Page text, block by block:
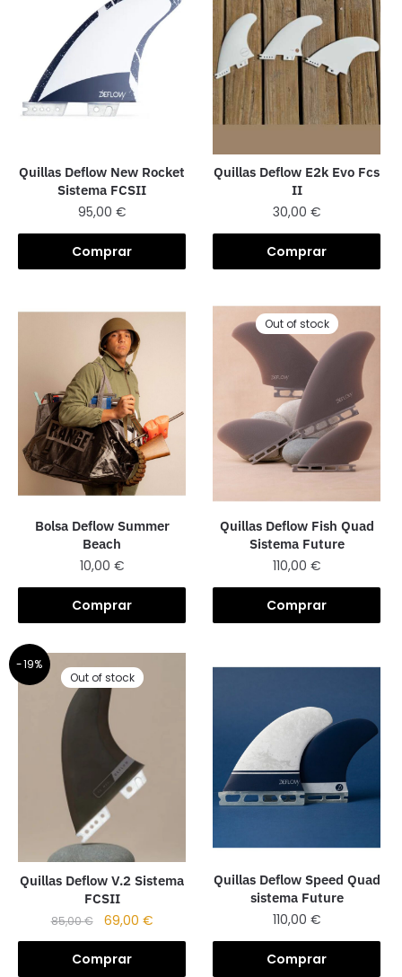
Quillas Deflow New Rocket
Sistema FCSII
95,00 €
Comprar
Quillas Deflow E2k Evo Fcs
II
30,00 €
Comprar
Bolsa Deflow Summer
Beach
10,00 €
Comprar
Out of stock
Quillas Deflow Fish Quad
Sistema Future
110,00 €
Comprar
-19%
Out of stock
Quillas Deflow V.2 Sistema
FCSII
85,00€ 69,00 €
Comprar
Quillas Deflow Speed Quad
sistema Future
110,00 €
Comprar